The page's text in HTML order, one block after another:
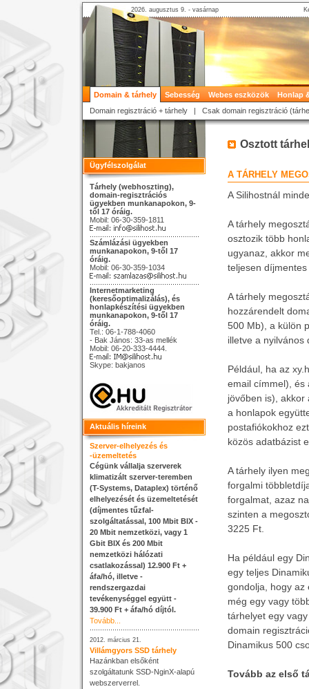
2026. augusztus 9. - vasárnap
Domain & tárhely Sebesség Webes eszközök
Honlap
Domain regisztráció + tárhely | Csak domain regisztráció
Ügyfélszolgálat
Tárhely (webhoszting),
domain-regisztrációs
ügyekben munkanapokon, 9-
től 17 óráig.
Mobil: 06-30-359-1811
Számlázási ügyekben
munkanapokon, 9-től 17
óráig.
Mobil: 06-30-359-1034
Internetmarketing
(keresőoptimalizálás), és
honlapkészítési ügyekben
munkanapokon, 9-től 17
óráig.
Tel.: 06-1-788-4060
- Bak János: 33-as mellék
Mobil: 06-20-333-4444.
Skype: bakjanos
Aktuális híreink
Szerver-elhelyezés és
-üzemeltetés
Cégünk vállalja szerverek
klimatizált szerver-teremben
(T-Systems, Dataplex) történő
elhelyezését és üzemeltetését
(díjmentes tűzfal-
szolgáltatással, 100 Mbit BIX -
20 Mbit nemzetközi, vagy 1
Gbit BIX és 200 Mbit
nemzetközi hálózati
csatlakozással) 12.900 Ft +
áfa/hó, illetve -
rendszergazdai
tevékenységgel együtt -
39.900 Ft + áfa/hó díjtól.
Tovább...
2012. március 21.
Villámgyors SSD tárhely
Hazánkban elsőként
szolgáltatunk SSD-NginX-alapú
webszerverrel.
Osztott
A TÁRHELY
A Silihostnál
A tárhely
osztozik több
ugyanaz, akkor
teljesen
A tárhely
hozzárendelt
500 Mb), a külön
illetve a nyilvános
Például, ha az
email címmel), és
jövőben is), akkor
a honlapok
postafiókokhoz
közös adatbázist
A tárhely ilyen
forgalmi
forgalmat, azaz
szinten a
3225 Ft.
Ha például egy
egy teljes
gondolja, hogy az
még egy vagy
tárhelyet egy
domain
Dinamikus 500
Tovább az első